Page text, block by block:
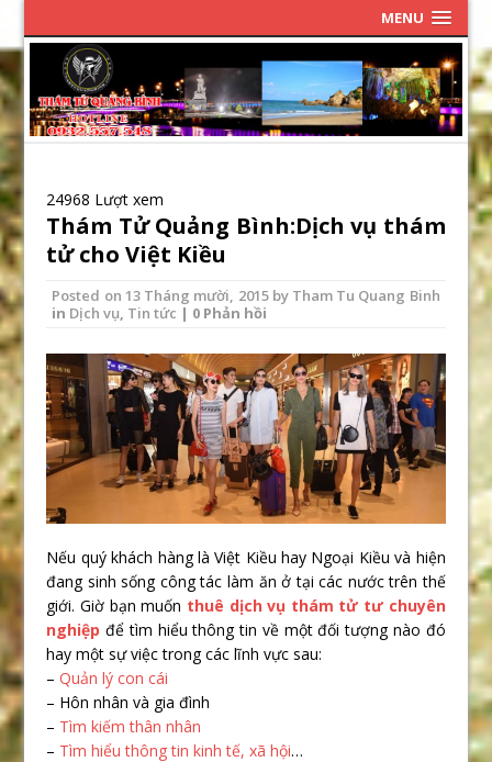
MENU
24968 Lượt xem
Thám Tử Quảng Bình:Dịch vụ thám
tử cho Việt Kiều
Posted on 13 Tháng mười, 2015by Tham Tu Quang Binh
in Dịch vụ, Tin tức | 0 Phản hồi
Nếu quý khách hàng là Việt Kiều hay Ngoại Kiều và hiện
đang sinh sống công tác làm ăn ở tại các nước trên thế
giới. Giờ bạn muốn thuê dịch vụ thám tử tư chuyên
nghiệp để tìm hiểu thông tin về một đối tượng nào đó
hay một sự việc trong các lĩnh vực sau:
–Quản l‎ý con cái
– Hôn nhân và gia đình
– Tìm kiếm thân nhân
– Tìm hiểu thông tin kinh tế, xã hội…